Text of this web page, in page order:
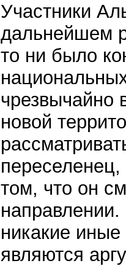
Участники
дальнейшем
то ни было
чрезвычайно
новой
том, что он
никакие
являются